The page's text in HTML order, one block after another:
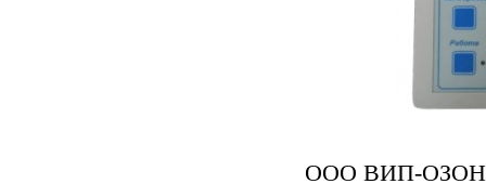
ООО ВИП-ОЗОН